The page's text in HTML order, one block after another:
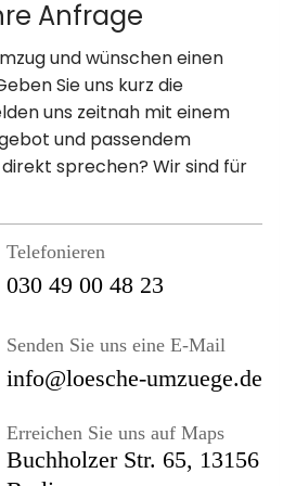
Anfrage
und wünschen einen
Sie uns kurz die
uns zeitnah mit einem
und passendem
sprechen? Wir sind für
Telefonieren
030 49 00 48 23
Senden Sie uns eine E-Mail
info@loesche-umzuege.de
Erreichen Sie uns auf Maps
Buchholzer Str. 65, 13156